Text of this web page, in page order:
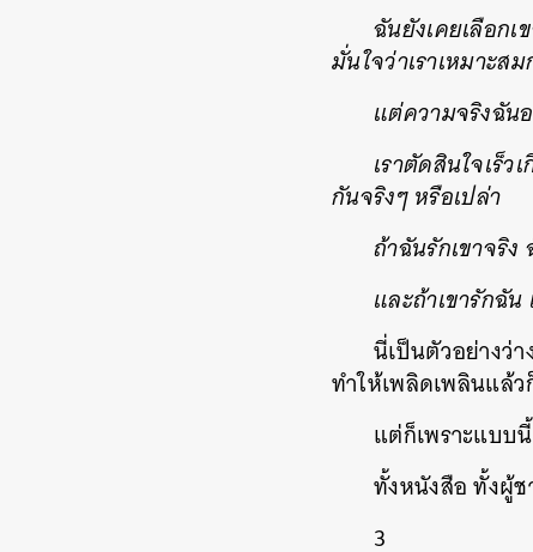
ฉันยังเคยเลือก
มั่นใจว่าเราเหมาะ
แต่ความจริงฉัน
เราตัดสินใจเร็ว
กันจริงๆ หรือเปล่า
ถ้าฉันรักเขาจริ
และถ้าเขารักฉั
นี่เป็นตัวอย่างว่
ทำให้เพลิดเพลินแล้
แต่ก็เพราะแบบ
ทั้งหนังสือ ทั้งผู้ช
3